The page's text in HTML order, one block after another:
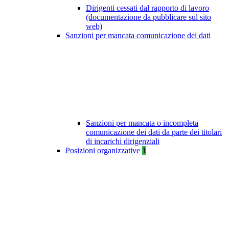
Dirigenti cessati dal rapporto di lavoro
(documentazione da pubblicare sul sito
web)
Sanzioni per mancata comunicazione dei dati
Sanzioni per mancata o incompleta
comunicazione dei dati da parte dei titolari
di incarichi dirigenziali
Posizioni organizzative 1